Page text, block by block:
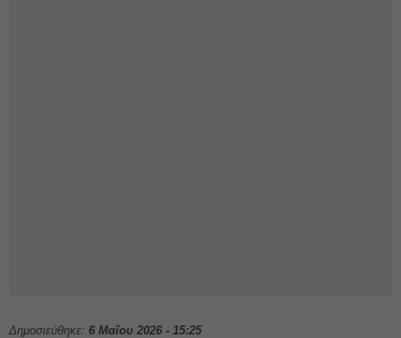
Δημοσιεύθηκε: 6 Μαΐου 2026 - 15:25